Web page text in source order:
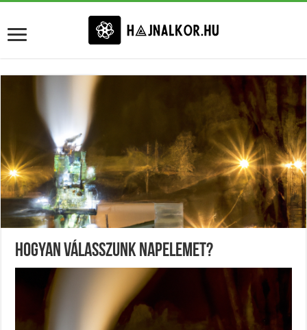
Hogyan Válasszunk Napelemet?